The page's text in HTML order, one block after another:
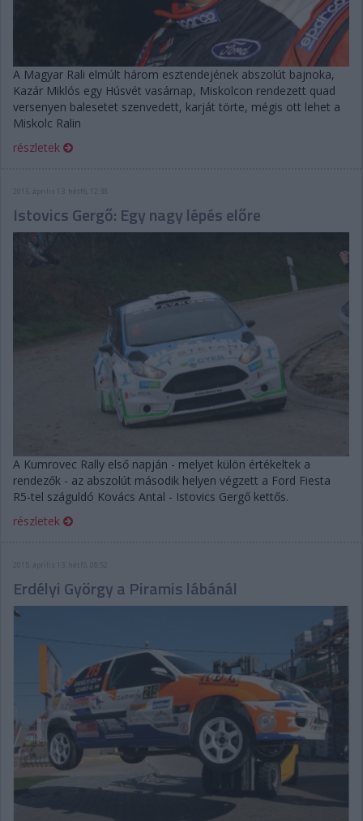
A Magyar Rali elmúlt három esztendejének abszolút bajnoka,
Kazár Miklós egy Húsvét vasárnap, Miskolcon rendezett quad
versenyen balesetet szenvedett, karját törte, mégis ott lehet a
Miskolc Ralin
részletek
2015. április 13. hétfő, 12:38
Istovics Gergő: Egy nagy lépés előre
A Kumrovec Rally első napján - melyet külön értékeltek a
rendezők - az abszolút második helyen végzett a Ford Fiesta
R5-tel száguldó Kovács Antal - Istovics Gergő kettős.
részletek
2015. április 13. hétfő, 08:52
Erdélyi György a Piramis lábánál